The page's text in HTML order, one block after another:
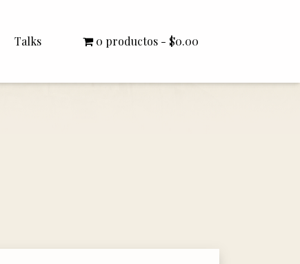
Talks
Rector Letters
0 productos $0.00